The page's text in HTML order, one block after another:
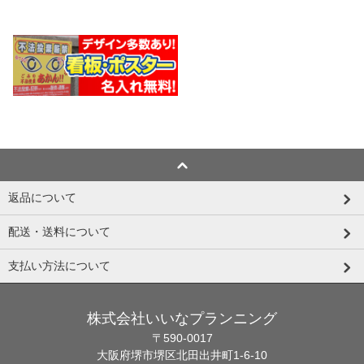
返品について
配送・送料について
支払い方法について
株式会社いいなプランニング
〒590-0017
大阪府堺市堺区北田出井町1-6-10